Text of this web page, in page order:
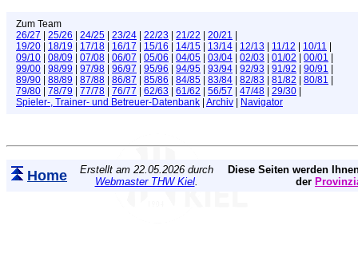
Zum Team
26/27
25/26 24/25 23/24 22/23 21/22 20/21
19/20
18/19 17/18 16/17 15/16 14/15 13/14 12/13 11/12 10/11
09/10
08/09 07/08 06/07 05/06 04/05 03/04 02/03 01/02 00/01
99/00
98/99 97/98 96/97 95/96 94/95 93/94 92/93 91/92 90/91
89/90
88/89 87/88 86/87 85/86 84/85 83/84 82/83 81/82 80/81
79/80
78/79 77/78 76/77 62/63 61/62 56/57 47/48 29/30
Spieler-, Trainer- und Betreuer-Datenbank Archiv Navigator
Home
Erstellt am 22.05.2026 durch
Webmaster THW Kiel.
Diese Seiten werden
der